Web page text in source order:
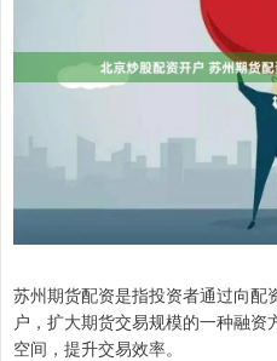
苏州期货配资是指投资者通过向配
户，扩大期货交易规模的一种融
空间，提升交易效率。